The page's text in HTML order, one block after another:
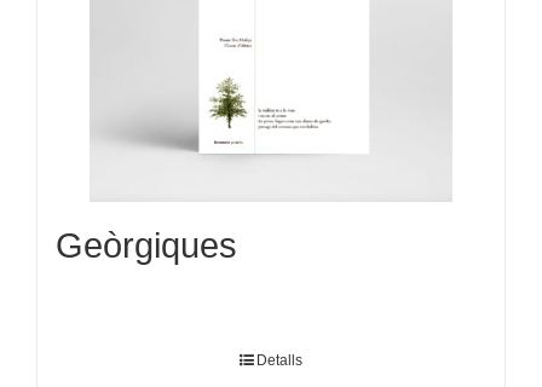
Geòrgiques
Detalls